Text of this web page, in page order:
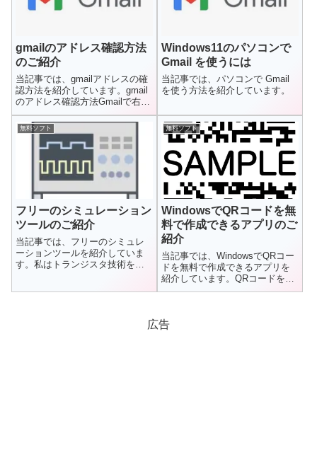
gmailのアドレス確認方法
のご紹介
当記事では、gmailアドレスの確
認方法を紹介しています。gmail
のアドレス確認方法Gmailで右上
のアカウントの上に...
Windows11のパソコンで
Gmail を使うには
当記事では、パソコンで Gmail
を使う方法を紹介しています。
無料ソフト
フリーのシミュレーション
ツールのご紹介
当記事では、フリーのシミュレ
ーションツールを紹介していま
す。私はトランジスタ技術を読
無料ソフト
WindowsでQRコードを無
料で作成できるアプリのご
紹介
当記事では、WindowsでQRコー
ドを無料で作成できるアプリを
紹介しています。QRコードを作
るには専用のアプリがあれば...
広告